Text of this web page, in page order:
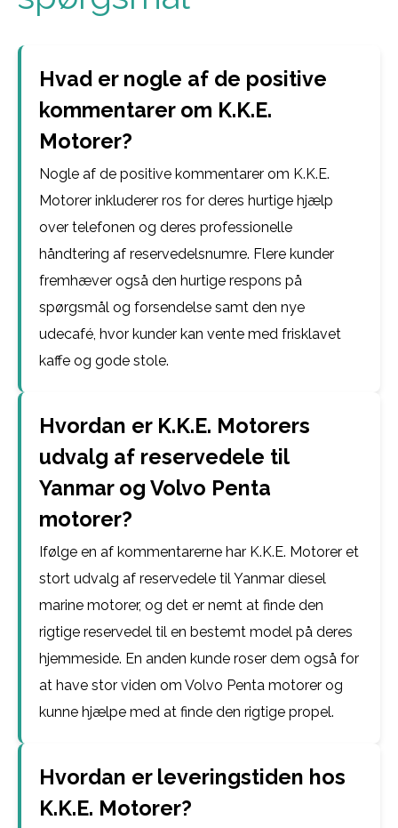
Hvad er nogle af de positive
kommentarer om K.K.E.
Motorer?
Nogle af de positive kommentarer om K.K.E.
Motorer inkluderer ros for deres hurtige hjælp
over telefonen og deres professionelle
håndtering af reservedelsnumre. Flere kunder
fremhæver også den hurtige respons på
spørgsmål og forsendelse samt den nye
udecafé, hvor kunder kan vente med frisklavet
kaffe og gode stole.
Hvordan er K.K.E. Motorers
udvalg af reservedele til
Yanmar og Volvo Penta
motorer?
Ifølge en af kommentarerne har K.K.E. Motorer et
stort udvalg af reservedele til Yanmar diesel
marine motorer, og det er nemt at finde den
rigtige reservedel til en bestemt model på deres
hjemmeside. En anden kunde roser dem også for
at have stor viden om Volvo Penta motorer og
kunne hjælpe med at finde den rigtige propel.
Hvordan er leveringstiden hos
K.K.E. Motorer?